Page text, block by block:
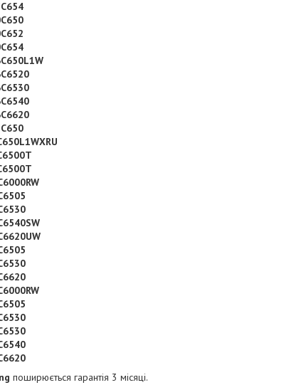
поширюється гарантія 3 місяці.